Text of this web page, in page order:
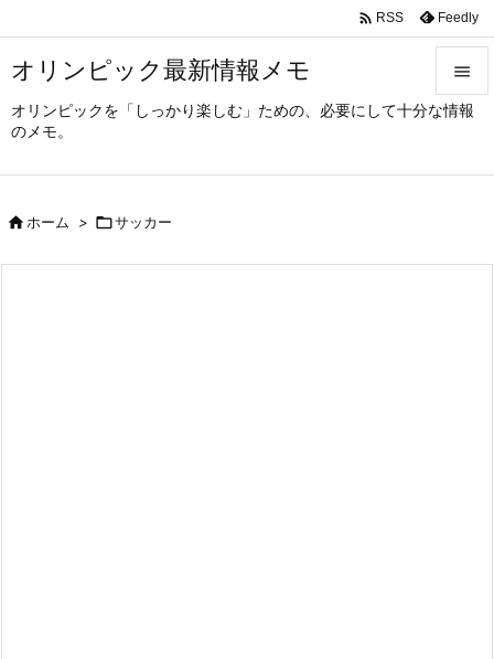
オリンピック最新情報メモ
オリンピックを「しっかり楽しむ」ための、必要にして十分な情報
のメモ。



 RSS Feedly
ホーム > サッカー